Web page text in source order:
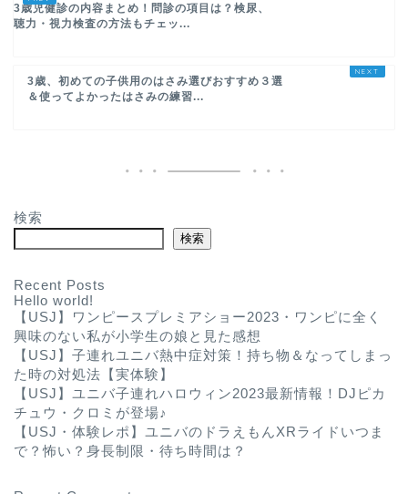
3歳児健診の内容まとめ！問診の項目は？検尿、
聴力・視力検査の方法もチェッ...
3歳、初めての子供用のはさみ選びおすすめ３選
＆使ってよかったはさみの練習...
検索
検索
Recent Posts
Hello world!
【USJ】ワンピースプレミアショー2023・ワンピに全く
興味のない私が小学生の娘と見た感想
【USJ】子連れユニバ熱中症対策！持ち物＆なってしまっ
た時の対処法【実体験】
【USJ】ユニバ子連れハロウィン2023最新情報！DJピカ
チュウ・クロミが登場♪
【USJ・体験レポ】ユニバのドラえもんXRライドいつま
で？怖い？身長制限・待ち時間は？